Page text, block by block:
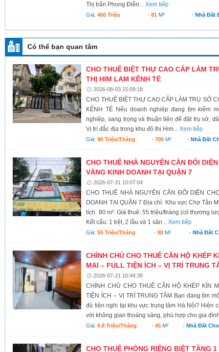
Thị trấn Phong Điền...Xem tiếp
Giá:460 Triệu - 81M² - Nhà Đất
Có thể bạn quan tâm
CHO THUÊ BIỆT THỰ CAO CẤP LÀM
THỊ HIM LAM KÊNH TẺ
2026-08-03 15:09:18
CHO THUÊ BIỆT THỰ CAO CẤP LÀM TRỤ SỞ
KÊNH TẺ Nếu doanh nghiệp đang tìm kiếm
nghiệp, sang trọng và thuận tiện để đặt trụ sở,
Vị trí đắc địa trong khu đô thị Him...Xem tiếp
Giá:90 Triệu/tháng - 700M² - Nhà Đất
CHO THUÊ NHÀ NGUYÊN CĂN ĐỐI
VÀNG KINH DOANH TẠI QUẬN 7
2026-07-31 10:07:04
CHO THUÊ NHÀ NGUYÊN CĂN ĐỐI DIỆN
DOANH TẠI QUẬN 7 Địa chỉ: Khu vực Chợ Tân
tích: 80 m². Giá thuê: 55 triệu/tháng (có thương
Kết cấu: 1 trệt, 2 lầu và 1 sân...Xem tiếp
Giá:55 Triệu/tháng - 80M² - Nhà Đất
CHÍNH CHỦ CHO THUÊ CĂN HỘ KHÉP
MAI – FULL TIỆN ÍCH – VỊ TRÍ TRUNG
2026-07-21 10:44:38
CHÍNH CHỦ CHO THUÊ CĂN HỘ KHÉP KÍN
TIỆN ÍCH – VỊ TRÍ TRUNG TÂM Bạn đang tìm
đủ tiện nghi tại khu vực trung tâm Hà Nội? Hiện
với không gian thoáng sáng, phù hợp cho gia
Giá:6.8 Triệu/tháng - 45M² - Nhà Đất
CHO THUÊ PHÒNG RIÊNG BIỆT TẦNG